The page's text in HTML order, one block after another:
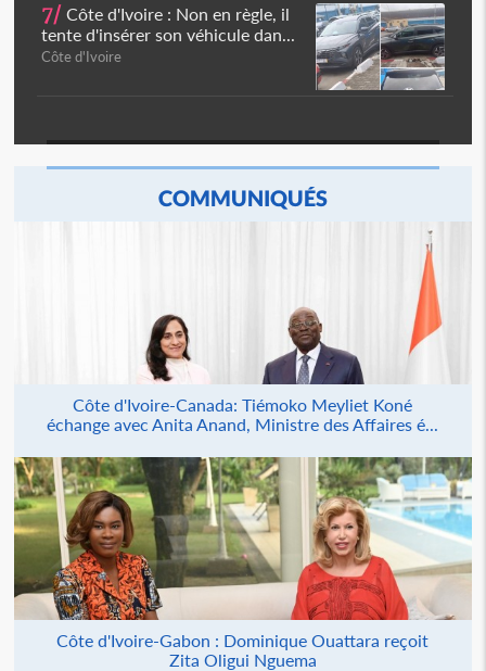
7/ Côte d'Ivoire : Non en règle, il
tente d'insérer son véhicule dan...
Côte d'Ivoire
COMMUNIQUÉS
Côte d'Ivoire-Canada: Tiémoko Meyliet Koné
échange avec Anita Anand, Ministre des Affaires é...
Côte d'Ivoire-Gabon : Dominique Ouattara reçoit
Zita Oligui Nguema